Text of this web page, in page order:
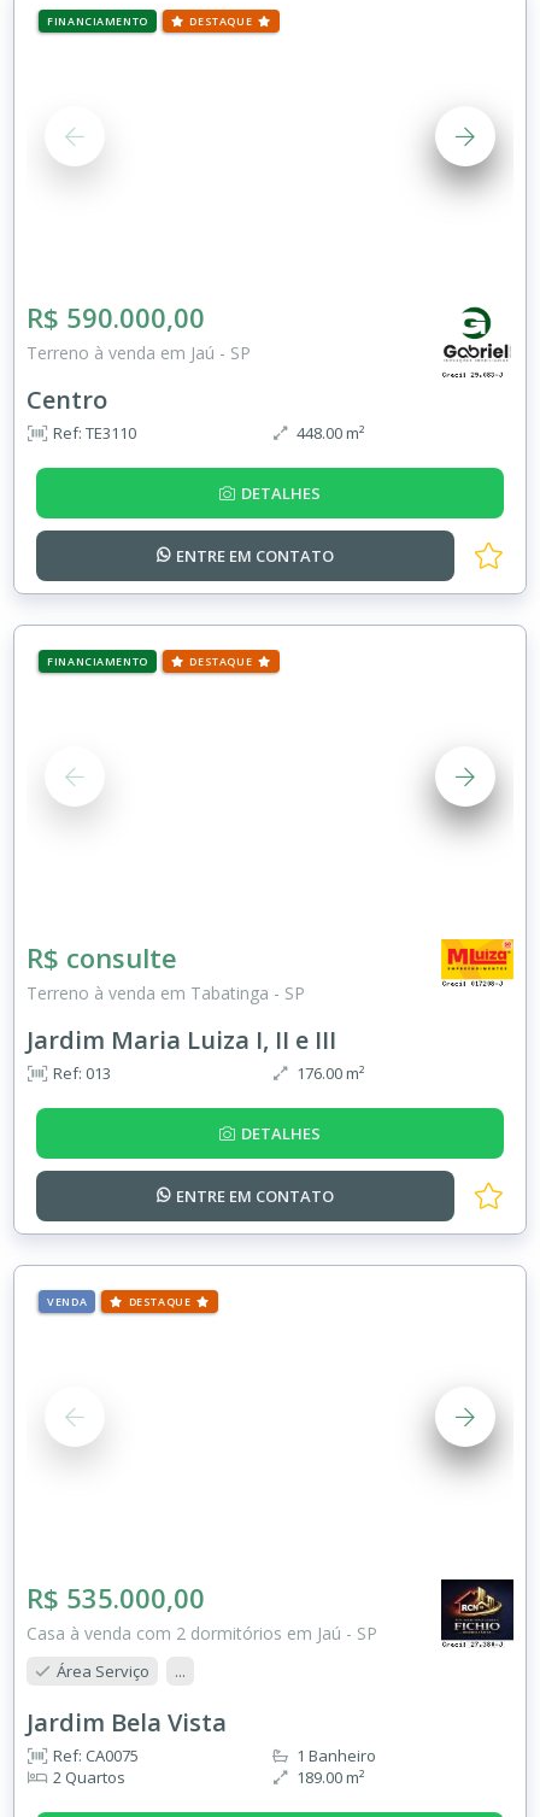
FINANCIAMENTO DESTAQUE
R$ 590.000,00
Terreno à venda em Jaú - SP
Centro
Ref: TE3110 448.00 m²
DETALHES
ENTRE EM CONTATO
FINANCIAMENTO DESTAQUE
R$ consulte
Terreno à venda em Tabatinga - SP
Jardim Maria Luiza I, II e III
Ref: 013 176.00 m²
DETALHES
ENTRE EM CONTATO
VENDA DESTAQUE
R$ 535.000,00
Casa à venda com 2 dormitórios em Jaú - SP
Área Serviço ...
Jardim Bela Vista
Ref: CA0075
2 Quartos
1 Banheiro
189.00 m²